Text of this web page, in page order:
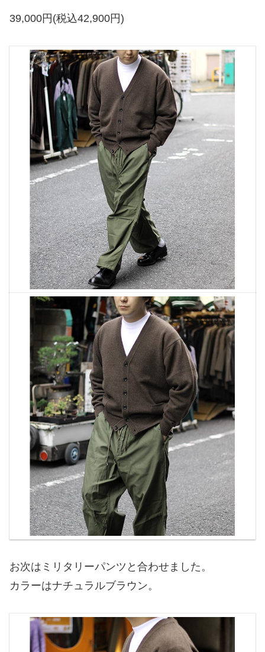
39,000円(税込42,900円)
お次はミリタリーパンツと合わせました。
カラーはナチュラルブラウン。